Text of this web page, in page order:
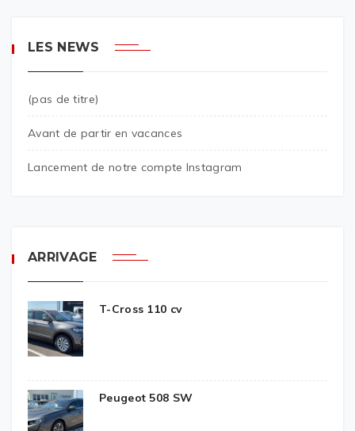
LES NEWS
(pas de titre)
Avant de partir en vacances
Lancement de notre compte Instagram
ARRIVAGE
T-Cross 110 cv
Peugeot 508 SW